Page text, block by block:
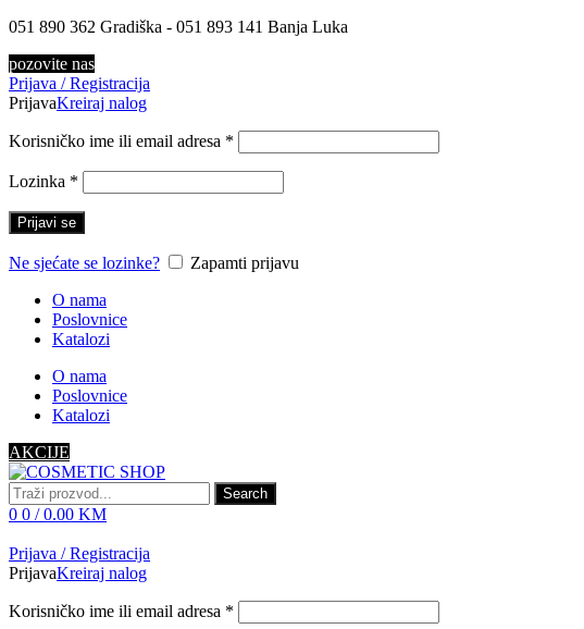
051 890 362 Gradiška - 051 893 141 Banja Luka
pozovite nas
Prijava / Registracija
PrijavaKreiraj nalog
Korisničko ime ili email adresa *
Lozinka *
Prijavi se
Ne sjećate se lozinke?
Zapamti prijavu
O nama
Poslovnice
Katalozi
O nama
Poslovnice
Katalozi
AKCIJE
Search
0 0 / 0.00 KM
Prijava / Registracija
PrijavaKreiraj nalog
Korisničko ime ili email adresa *